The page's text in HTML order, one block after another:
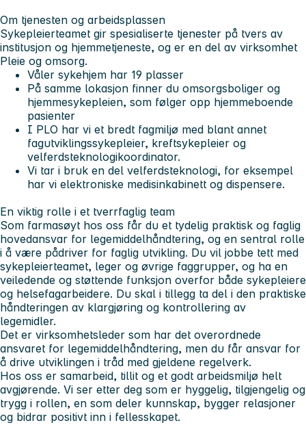
Om tjenesten og arbeidsplassen
Sykepleierteamet gir spesialiserte tjenester på tvers av
institusjon og hjemmetjeneste, og er en del av virksomhet
Pleie og omsorg.
Våler sykehjem har 19 plasser
På samme lokasjon finner du omsorgsboliger og
hjemmesykepleien, som følger opp hjemmeboende
pasienter
I PLO har vi et bredt fagmiljø med blant annet
fagutviklingssykepleier, kreftsykepleier og
velferdsteknologikoordinator.
Vi tar i bruk en del velferdsteknologi, for eksempel
har vi elektroniske medisinkabinett og dispensere.
En viktig rolle i et tverrfaglig team
Som farmasøyt hos oss får du et tydelig praktisk og faglig
hovedansvar for legemiddelhåndtering, og en sentral rolle
i å være pådriver for faglig utvikling. Du vil jobbe tett med
sykepleierteamet, leger og øvrige faggrupper, og ha en
veiledende og støttende funksjon overfor både sykepleiere
og helsefagarbeidere. Du skal i tillegg ta del i den praktiske
håndteringen av klargjøring og kontrollering av
legemidler.
Det er virksomhetsleder som har det overordnede
ansvaret for legemiddelhåndtering, men du får ansvar for
å drive utviklingen i tråd med gjeldene regelverk.
Hos oss er samarbeid, tillit og et godt arbeidsmiljø helt
avgjørende. Vi ser etter deg som er hyggelig, tilgjengelig og
trygg i rollen, en som deler kunnskap, bygger relasjoner
og bidrar positivt inn i fellesskapet.